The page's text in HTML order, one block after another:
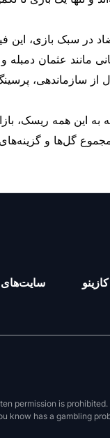
در سبک بازی،
مانند عثمان
از سازماندهی،
به این همه ریسک،
گل‌ها و
سایت‌های کازینو
permission is
know has a gambling